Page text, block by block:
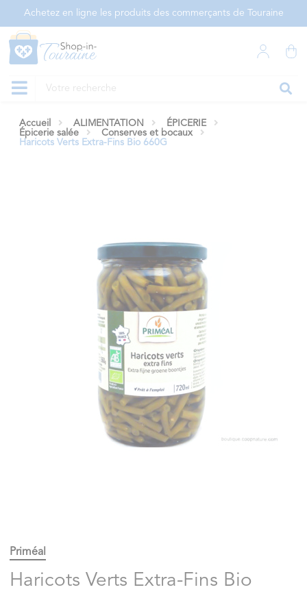
Achetez en ligne les produits des commerçants de Touraine
Accueil ALIMENTATION
ÉPICERIE
Épicerie salée
Conserves et bocaux
Haricots Verts Extra-Fins Bio 660G
Priméal
Haricots Verts Extra-Fins Bio
Panneau de gestion des cookies